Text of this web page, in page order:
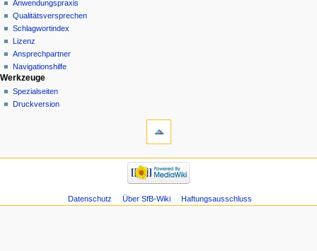
Anwendungspraxis
Qualitätsversprechen
Schlagwortindex
Lizenz
Ansprechpartner
Navigationshilfe
Werkzeuge
Spezialseiten
Druckversion
Datenschutz Über SfB-Wiki Haftungsausschluss